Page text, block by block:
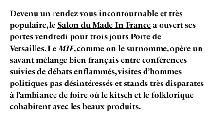
Devenu un rendez-vous incontournable et très
populaire, le Salon du Made In France a ouvert ses
portes vendredi pour trois jours Porte de
Versailles. LeMIF, comme on le surnomme, opère un
savant mélange bien français entre conférences
suivies de débats enflammés, visites d’hommes
politiques pas désintéressés et stands très disparates
à l’ambiance de foire où le kitsch et le folklorique
cohabitent avec les beaux produits.